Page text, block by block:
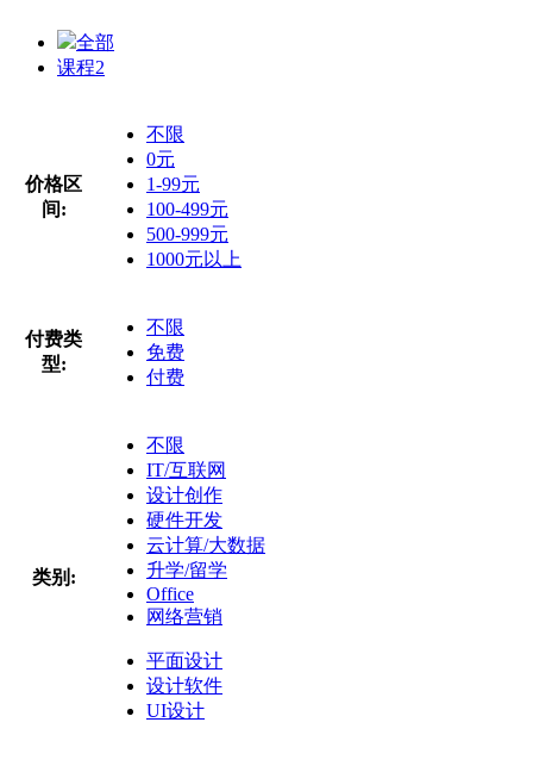
全部
课程2
价格区
间:
不限
0元
1-99元
100-499元
500-999元
1000元以上
付费类
型:
不限
免费
付费
类别:
不限
IT/互联网
设计创作
硬件开发
云计算/大数据
升学/留学
Office
网络营销
平面设计
设计软件
UI设计